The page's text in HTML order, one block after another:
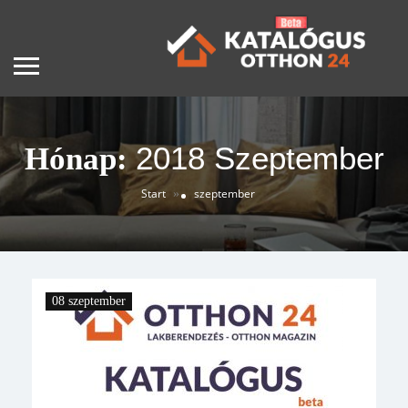
Hónap:2018 Szeptember
Start » szeptember
08 szeptember